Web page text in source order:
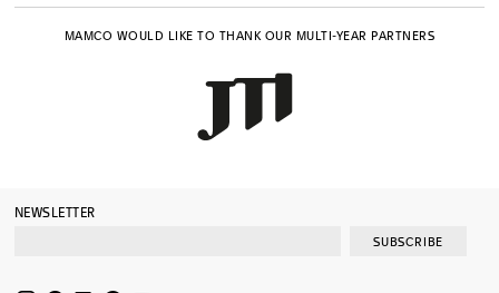
MAMCO WOULD LIKE TO THANK OUR MULTI-YEAR PARTNERS
NEWSLETTER
SUBSCRIBE